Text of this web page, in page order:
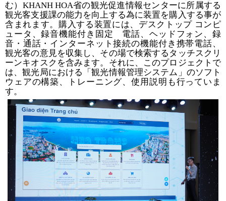
む） KHANH HOA省の観光促進情報センターに所属する
観光客支援課の能力を向上する為に装置を購入する事が
含まれます。購入する装置には、デスクトップ コンピ
ュータ、録音機能付き固定 電話、ヘッドフォン、録
音・通話・インターネット接続の機能付き携帯電話、
観光客の意見を収集し、その場で検索するタッチスクリ
ーンキオスクを含みます。それに、このプロジェクトで
は、観光局における「観光情報管理システム」のソフト
ウェアの構築、トレーニング、使用説明も行っていま
す。